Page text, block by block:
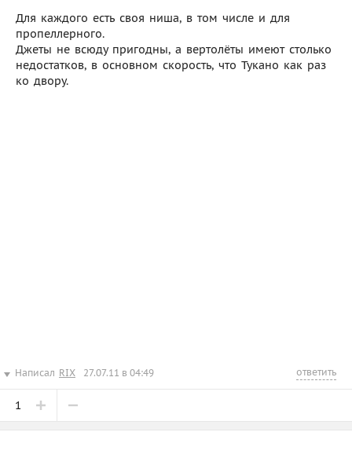
Для каждого есть своя ниша, в том числе и для
пропеллерного.
Джеты не всюду пригодны, а вертолёты имеют столько
недостатков, в основном скорость, что Тукано как раз
ко двору.
Написал RIX 27.07.11 в 04:49 ответить
1